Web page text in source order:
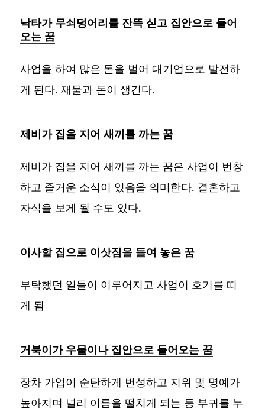
낙타가 무쇠덩어리를 잔뜩 싣고 집안으로 들어
오는 꿈
사업을 하여 많은 돈을 벌어 대기업으로 발전하
게 된다. 재물과 돈이 생긴다.
제비가 집을 지어 새끼를 까는 꿈
제비가 집을 지어 새끼를 까는 꿈은 사업이 번창
하고 즐거운 소식이 있음을 의미한다. 결혼하고
자식을 보게 될 수도 있다.
이사할 집으로 이삿짐을 들여 놓은 꿈
부탁했던 일들이 이루어지고 사업이 호기를 띠
게 됨
거북이가 우물이나 집안으로 들어오는 꿈
장차 가업이 순탄하게 번성하고 지위 및 명예가
높아지며 널리 이름을 떨치게 되는 등 부귀를 누